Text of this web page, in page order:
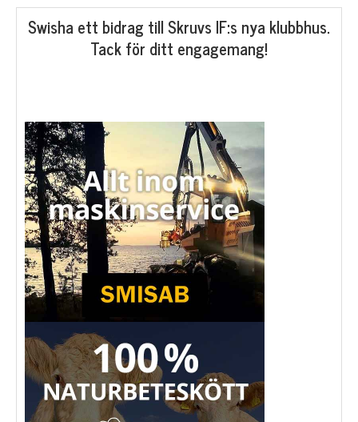
Swisha ett bidrag till Skruvs IF:s nya klubbhus.
Tack för ditt engagemang!